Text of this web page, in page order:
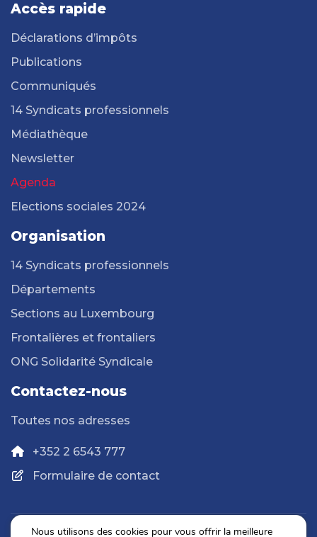
Accès rapide
Déclarations d’impôts
Publications
Communiqués
14 Syndicats professionnels
Médiathèque
Newsletter
Agenda
Elections sociales 2024
Organisation
14 Syndicats professionnels
Départements
Sections au Luxembourg
Frontalières et frontaliers
ONG Solidarité Syndicale
Contactez-nous
Toutes nos adresses
+352 2 6543 777
Formulaire de contact
Nous utilisons des cookies pour vous offrir la meilleure